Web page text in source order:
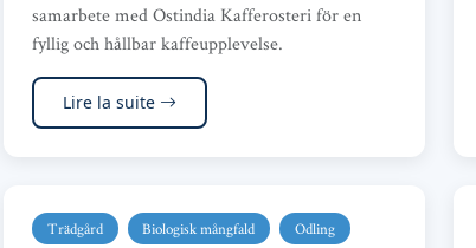
samarbete med Ostindia Kafferosteri för en
fyllig och hållbar kaffeupplevelse.
Lire la suite
Trädgård Biologisk mångfald Odling